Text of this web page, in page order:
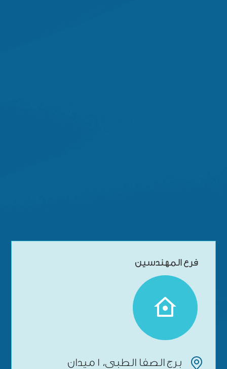
فرع المهندسين
برج الصفا الطبى، 1 ميدان